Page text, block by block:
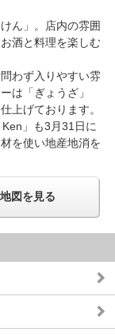
ん」。店内の雰囲
酒と料理を楽しむ
わず入りやすい雰
は「ぎょうざ」
上げております。
」も3月31日に
を使い地産地消を
地図を見る